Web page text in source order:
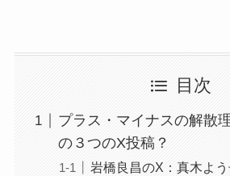
目次
プラス・マイナスの解散
の３つのX投稿？
岩橋良昌のX：真木よ